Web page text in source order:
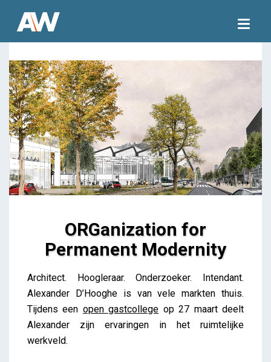
ORGanization for
Permanent Modernity
ORGanization for Permanent Modernity
Architect. Hoogleraar. Onderzoeker. Intendant.
Alexander D’Hooghe is van vele markten thuis.
Tijdens een open gastcollege op 27 maart deelt
Alexander zijn ervaringen in het ruimtelijke
werkveld.